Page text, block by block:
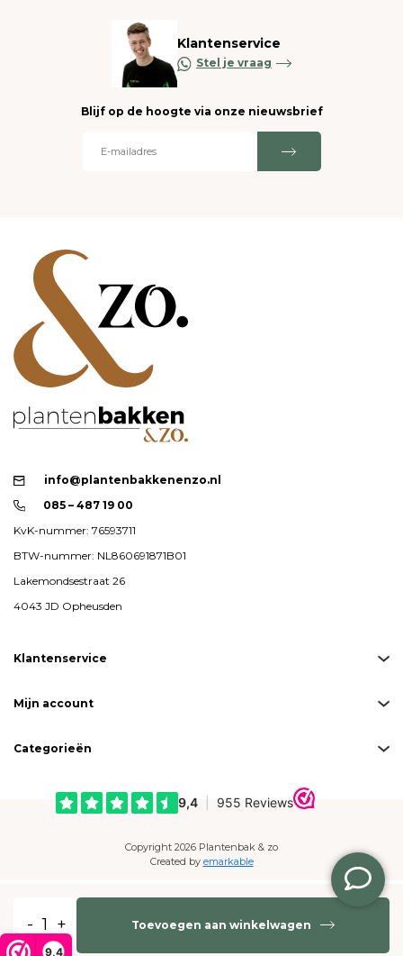
9,4
Klantenservice
Stel je vraag
Blijf op de hoogte via onze nieuwsbrief
- + Toevoegen aan winkelwagen
info@plantenbakkenenzo.nl
085 – 487 19 00
KvK-nummer: 76593711
BTW-nummer: NL860691871B01
Lakemondsestraat 26
4043 JD Opheusden
Klantenservice
Mijn account
Categorieën
Copyright 2026 Plantenbak & zo
Created by emarkable
Betaalmogelijkheden: